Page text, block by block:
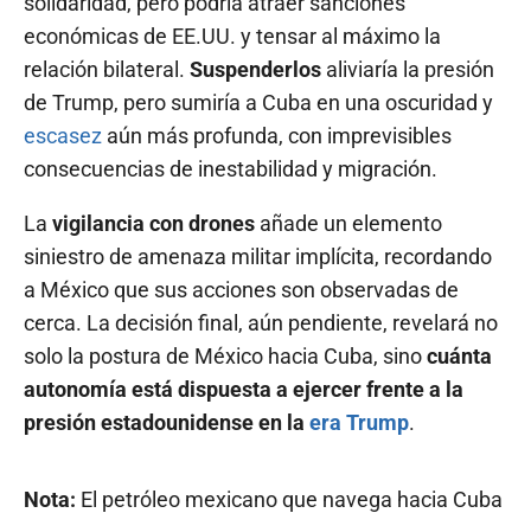
económicas de EE.UU. y tensar al máximo la
relación bilateral. Suspenderlos aliviaría la presión
de Trump, pero sumiría a Cuba en una oscuridad y
escasez aún más profunda, con imprevisibles
consecuencias de inestabilidad y migración.
La vigilancia con drones añade un elemento
siniestro de amenaza militar implícita, recordando
a México que sus acciones son observadas de
cerca. La decisión final, aún pendiente, revelará no
solo la postura de México hacia Cuba, sinocuánta
autonomía está dispuesta a ejercer frente a la
presión estadounidense en la era Trump.
Nota: El petróleo mexicano que navega hacia Cuba